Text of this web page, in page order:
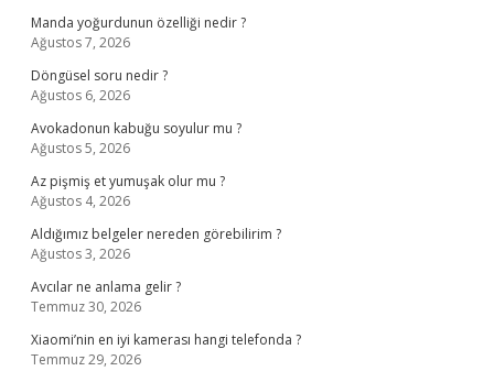
Manda yoğurdunun özelliği nedir ?
Ağustos 7, 2026
Döngüsel soru nedir ?
Ağustos 6, 2026
Avokadonun kabuğu soyulur mu ?
Ağustos 5, 2026
Az pişmiş et yumuşak olur mu ?
Ağustos 4, 2026
Aldığımız belgeler nereden görebilirim ?
Ağustos 3, 2026
Avcılar ne anlama gelir ?
Temmuz 30, 2026
Xiaomi’nin en iyi kamerası hangi telefonda ?
Temmuz 29, 2026